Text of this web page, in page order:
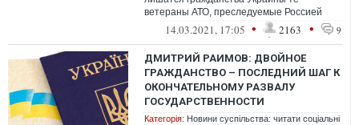
ветераны АТО, преследуемые Россией
лица, которым в 2019 году своим первым
14.03.2021, 17:05 • 2163 • 9
ДМИТРИЙ РАИМОВ: ДВОЙНОЕ
ГРАЖДАНСТВО – ПОСЛЕДНИЙ ШАГ К
ОКОНЧАТЕЛЬНОМУ РАЗВАЛУ
ГОСУДАРСТВЕННОСТИ
Категорія: Новини суспільства: читати соціальні